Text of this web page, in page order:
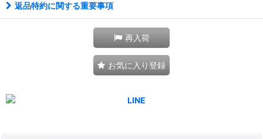
返品特約に関する重要事項
再入荷
お気に入り登録